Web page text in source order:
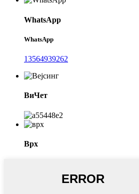
WhatsApp
WhatsApp
13564939262
ВиЧет
Врх